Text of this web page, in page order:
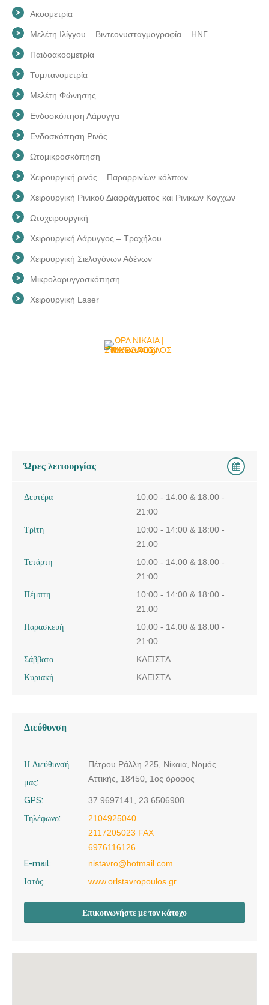
ΩΡΛ ΝΙΚΑΙΑ | ΣΤΑΥΡΟΠΟΥΛΟΣ ΝΙΚΟΛΑΟΣ - doctors4u.gr
ΩΡΛ ΝΙΚΑΙΑ | ΣΤΑΥΡΟΠΟΥΛΟΣ ΝΙΚΟΛΑΟΣ - doctors4u.gr
Ακοομετρία
Μελέτη Ιλίγγου – Βιντεονυσταγμογραφία – ΗΝΓ
Παιδοακοομετρία
Τυμπανομετρία
Μελέτη Φώνησης
Ενδοσκόπηση Λάρυγγα
Ενδοσκόπηση Ρινός
Ωτομικροσκόπηση
Χειρουργική ρινός – Παραρρινίων κόλπων
Χειρουργική Ρινικού Διαφράγματος και Ρινικών Κογχών
Ωτοχειρουργική
Χειρουργική Λάρυγγος – Τραχήλου
Χειρουργική Σιελογόνων Αδένων
Μικρολαρυγγοσκόπηση
Χειρουργική Laser
Ώρες λειτουργίας
Δευτέρα
10:00 - 14:00 & 18:00 -
21:00
Τρίτη
10:00 - 14:00 & 18:00 -
21:00
Τετάρτη
10:00 - 14:00 & 18:00 -
21:00
Πέμπτη
10:00 - 14:00 & 18:00 -
21:00
Παρασκευή
10:00 - 14:00 & 18:00 -
21:00
Σάββατο
ΚΛΕΙΣΤΑ
Κυριακή
ΚΛΕΙΣΤΑ
Διεύθυνση
Η Διεύθυνσή
μας:
Πέτρου Ράλλη 225, Νίκαια, Νομός
Αττικής, 18450, 1ος όροφος
GPS:
37.9697141, 23.6506908
Τηλέφωνο:
2104925040
2117205023 FAX
6976116126
E-mail:
nistavro@hotmail.com
Ιστός:
www.orlstavropoulos.gr
Επικοινωνήστε με τον κάτοχο